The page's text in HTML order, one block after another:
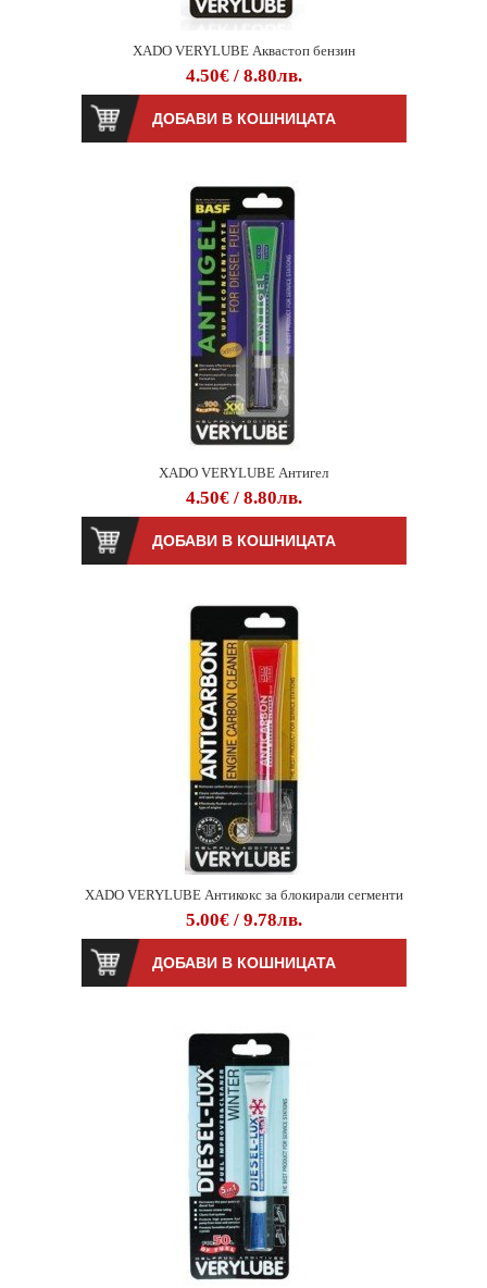
XADO VERYLUBE Аквастоп бензин
4.50€ / 8.80лв.
XADO VERYLUBE Антигел
4.50€ / 8.80лв.
XADO VERYLUBE Антикокс за блокирали сегменти
5.00€ / 9.78лв.